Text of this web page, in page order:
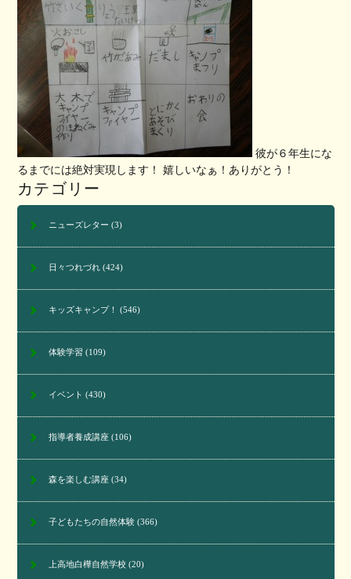
彼が６年生にな
るまでには絶対実現します！ 嬉しいなぁ！ありがとう！
カテゴリー
ニューズレター (3)
日々つれづれ(424)
キッズキャンプ！ (546)
体験学習 (109)
イベント (430)
指導者養成講座(106)
森を楽しむ講座(34)
子どもたちの自然体験(366)
上高地白樺自然学校(20)